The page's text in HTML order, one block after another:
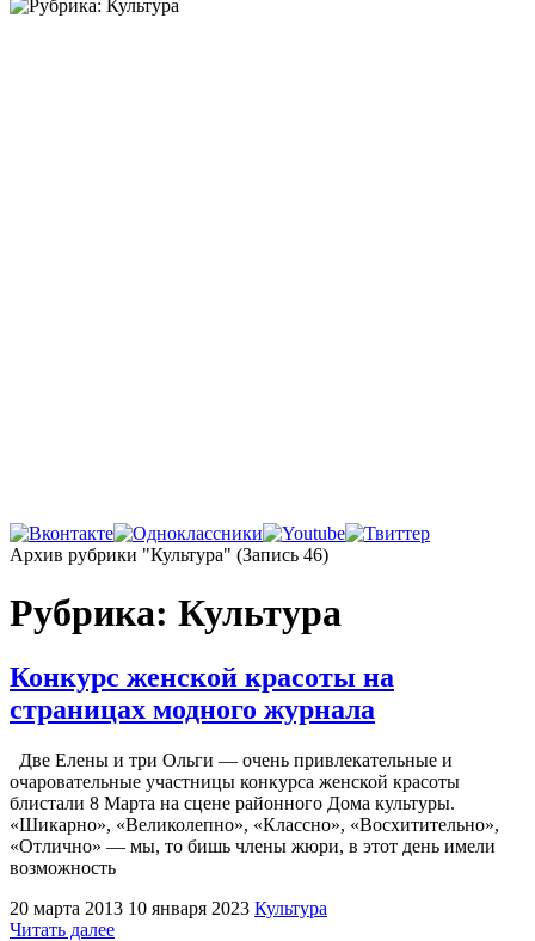
Главная
Архив рубрики "Культура" (Запись 46)
Рубрика: Культура
Конкурс женской красоты на
страницах модного журнала
Две Елены и три Ольги — очень привлекательные и
очаровательные участницы конкурса женской красоты
блистали 8 Марта на сцене районного Дома культуры.
«Шикарно», «Великолепно», «Классно», «Восхитительно»,
«Отлично» — мы, то бишь члены жюри, в этот день имели
возможность
20 марта 2013 10 января 2023 Культура
Читать далее"Конкурс